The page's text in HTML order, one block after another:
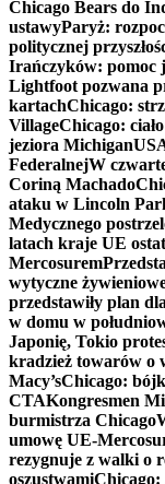
Chicago Bears do
ustawyParyż:
politycznej
Irańczyków: pomoc
Lightfoot pozwana
kartachChicago:
VillageChicago:
jeziora Michigan
FederalnejW
Coriną Machado
ataku w Lincoln
Medycznego
latach kraje UE
Mercosurem
wytyczne
przedstawiły plan
w domu w
Japonię, Tokio
kradzież towarów o
Macy’sChicago:
CTAKongresmen
burmistrza Chicago
umowę UE-
rezygnuje z walki o
oszustwamiChicago: